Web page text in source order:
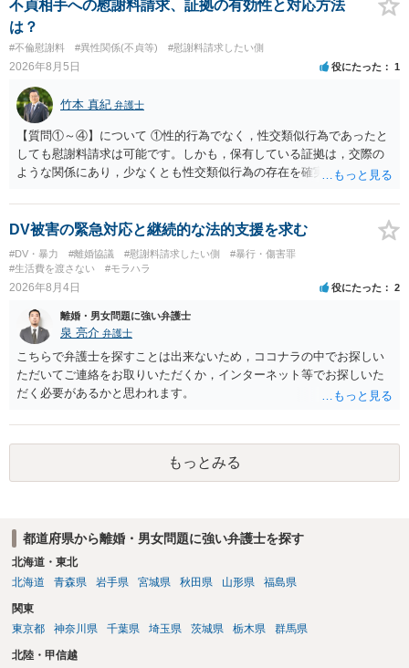
場合がありますので、ご注意ください。 以上、ご参考まで。
不貞相手への慰謝料請求、証拠の有効性と対応方法
は？
#不倫慰謝料 #異性関係(不貞等) #慰謝料請求したい側
2026年8月5日 役にたった 1
竹本 真紀 弁護士
【質問①～④】について ①性的行為でなく，性交類似行為であったと
しても慰謝料請求は可能です。しかも，保有している証拠は，交際の
ような関係にあり，少なくとも性交類似行為の存在を確実に証明でき
ことを窺わせるものです。）。ですから，慰謝料請求を進めることで
よいと思います。 ただ．慰謝料額については，婚姻破綻に至っていな
いとして，この点を考慮されることになるかもしれません。 ②夫との
今後のことを考えて書いてもらうか否かを検討するのがよいと思いま
す。今ある証拠以上のことを証明（証明力を強めることも含む）でき
う。慰謝料請求としては証拠として使えることが前提であり，その価
値と夫との関係との均衡のように思います。 ③行政書士に委任をして
いるのであれば，どのような内容の委任なのか不明ですが，その行政
書士との協議になると思います。請求するか，訴訟にするか，その点
の見極めや，相手方は性交類似行為は認めているのか，それさえも否
す。 ④性交類似行為を認めているにもかかわらず支払を拒否するので
あれば，本人（行政書士でも同じだと思います。）への対応ではあま
り変わらないように思います。減額で折り合えるなら本人様の交渉で
もよいように思いますが，ゼロかどうかの観点であれば，訴訟に進む
DV被害の緊急対応と継続的な法的支援を求む
#DV・暴力 #離婚協議 #慰謝料請求したい側
#暴行・傷害罪
#生活費を渡さない
#モラハラ
2026年8月4日 役にたった 2
離婚・男女問題に強い弁護士
泉 亮介 弁護士
こちらで弁護士を探すことは出来ないため，ココナラの中でお探しい
ただいてご連絡をお取りいただくか，インターネット等でお探しいた
だく必要があるかと思われます。
もっとみる
都道府県から離婚・男女問題に強い弁護士を探す
北海道・東北
北海道
青森県 岩手県 宮城県 秋田県 山形県 福島県
関東
東京都
神奈川県 千葉県 埼玉県 茨城県 栃木県 群馬県
北陸・甲信越